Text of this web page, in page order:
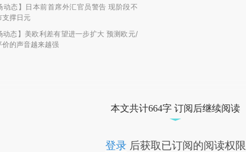
动态】日本前首席外汇官员警告 现阶段不
支撑日元
动态】美欧利差有望进一步扩大 预测欧元/
价的声音越来越强
本文共计664字 订阅后继续阅读
登录后获取已订阅的阅读权限